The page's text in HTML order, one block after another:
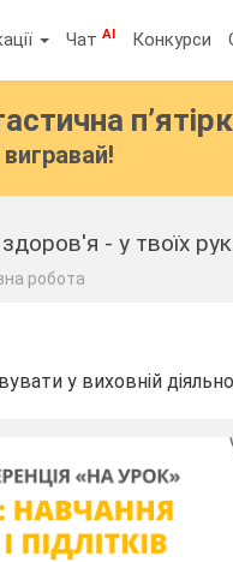
ЧатAI Конкурси
- у твоїх
робота
у виховній